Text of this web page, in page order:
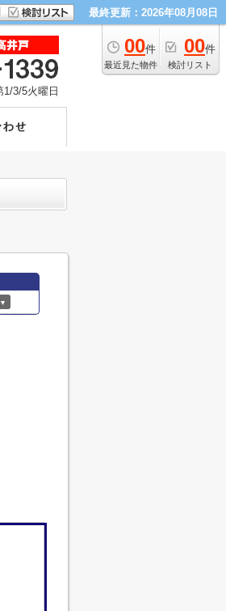
最終更新：2026年08月08日
00件
最近見た物件
00件
検討リスト
3/5火曜日
▼